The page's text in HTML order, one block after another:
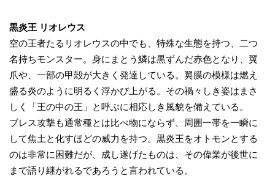
黒炎王 リオレウス
空の王者たるリオレウスの中でも、特殊な生態を持つ、二つ
名持ちモンスター。身にまとう鱗は黒ずんだ赤色となり、翼
爪や、一部の甲殻が大きく発達している。翼膜の模様は燃え
盛る炎のように明るく浮かび上がる。その禍々しき姿はまさ
しく「王の中の王」と呼ぶに相応しき風貌を備えている。
ブレス攻撃も通常種とは比べ物にならず、周囲一帯を一瞬に
して焦土と化すほどの威力を持つ。黒炎王をオトモンとする
のは非常に困難だが、成し遂げたものは、その偉業が後世に
まで語り継がれるであろうと言われている。